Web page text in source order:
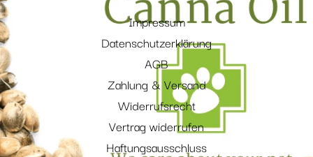
Impressum
Datenschutzerklärung
AGB
Zahlung & Versand
Widerrufsrecht
Vertrag widerrufen
Haftungsausschluss